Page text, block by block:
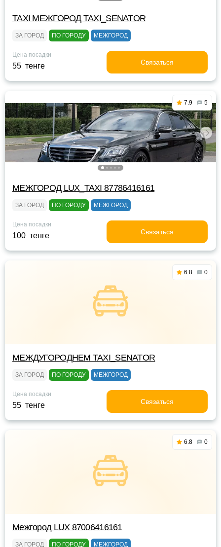
TAXI МЕЖГОРОД TAXI_SENATOR
ЗА ГОРОД ПО ГОРОДУ МЕЖГОРОД
Цена посадки
55 тенге Связаться
7.9 5
МЕЖГОРОД LUX_TAXI 87786416161
ЗА ГОРОД ПО ГОРОДУ МЕЖГОРОД
Цена посадки
100 тенге Связаться
6.8 0
МЕЖДУГОРОДНЕМ TAXI_SENATOR
ЗА ГОРОД ПО ГОРОДУ МЕЖГОРОД
Цена посадки
55 тенге Связаться
6.8 0
Межгород LUX 87006416161
ЗА ГОРОД ПО ГОРОДУ МЕЖГОРОД